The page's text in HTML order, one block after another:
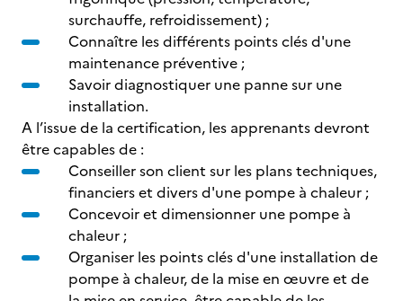
surchauffe, refroidissement) ;
Connaître les différents points clés d'une
maintenance préventive ;
Savoir diagnostiquer une panne sur une
installation.
A l’issue de la certification, les apprenants devront
être capables de :
Conseiller son client sur les plans techniques,
financiers et divers d'une pompe à chaleur ;
Concevoir et dimensionner une pompe à
chaleur ;
Organiser les points clés d'une installation de
pompe à chaleur, de la mise en œuvre et de